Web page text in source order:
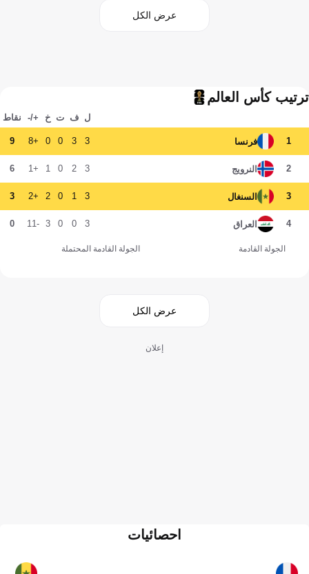
عرض الكل
ترتيب كأس العالم
ل ف ت خ +/- نقاط
1 فرنسا 3
3
0
0
+8
9
2 النرويج 3
2
0
1
+1
6
3 السنغال 3
1
0
2
+2
3
4 العراق 3
0
0
3
-11
0
الجولة القادمة الجولة القادمة المحتملة
عرض الكل
إعلان
احصائيات